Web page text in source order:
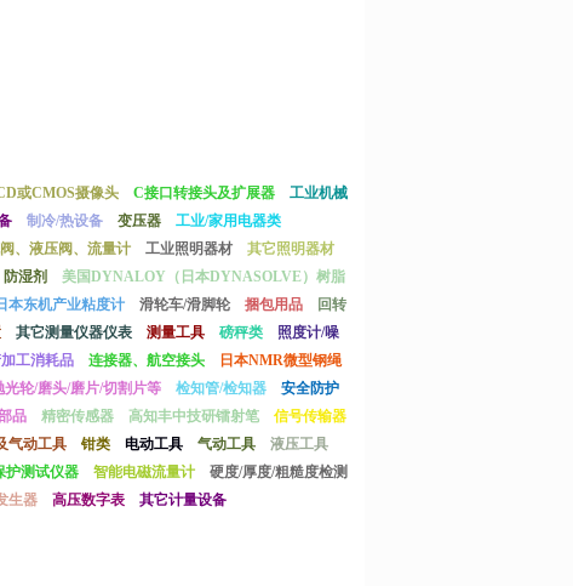
或CMOS摄像头 C接口转接头及扩展器
工业机械
制冷/热设备 变压器
工业/家用电器类
、液压阀、流量计 工业照明器材
其它照明器材
防湿剂
美国DYNALOY（日本DYNASOLVE）树脂
本东机产业粘度计 滑轮车/滑脚轮 捆包用品
回转
其它测量仪器仪表 测量工具 磅秤类
照度计/噪
工消耗品 连接器、航空接头
日本NMR微型钢绳
光轮/磨头/磨片/切割片等 检知管/检知器
安全防护
品 精密传感器 高知丰中技研镭射笔
信号传输器
气动工具 钳类 电动工具 气动工具
液压工具
护测试仪器 智能电磁流量计
硬度/厚度/粗糙度检测
生器 高压数字表 其它计量设备